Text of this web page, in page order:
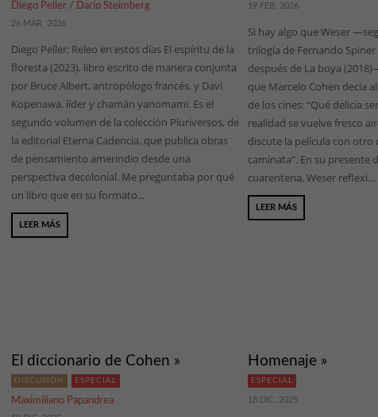
Diego Peller / Darío Steimberg
26 MAR, 2026
Diego Peller: Releo en estos días El espíritu de la
floresta (2023), libro escrito de manera conjunta
por Bruce Albert, antropólogo francés, y Davi
Kopenawa, líder y chamán yanomami. Es el
segundo volumen de la colección Pluriversos, de
la editorial Eterna Cadencia, que publica obras
de pensamiento amerindio desde una
perspectiva decolonial. Me preguntaba por qué
un libro que en su formato...
LEER MÁS
El diccionario de Cohen »
DISCUSIÓN ESPECIAL
Maximiliano Papandrea
19 FEB, 2026
Si hay algo que Weser
trilogía de Fernando Spiner
después de La boya
que Marcelo Cohen decía
de los cines: “Qué delicia
realidad se vuelve fresco
discute la película con otro
caminata”. En su presente
cuarentena, Weser reflexi...
LEER MÁS
Homenaje »
ESPECIAL
18 DIC, 2025